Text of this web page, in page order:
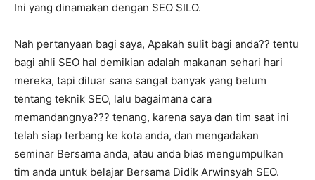
Ini yang dinamakan dengan SEO SILO.
Nah pertanyaan bagi saya, Apakah sulit bagi anda?? tentu
bagi ahli SEO hal demikian adalah makanan sehari hari
mereka, tapi diluar sana sangat banyak yang belum
tentang teknik SEO, lalu bagaimana cara
memandangnya??? tenang, karena saya dan tim saat ini
telah siap terbang ke kota anda, dan mengadakan
seminar Bersama anda, atau anda bias mengumpulkan
tim anda untuk belajar Bersama Didik Arwinsyah SEO.